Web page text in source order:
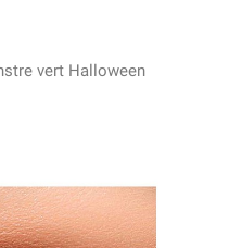
vert Halloween